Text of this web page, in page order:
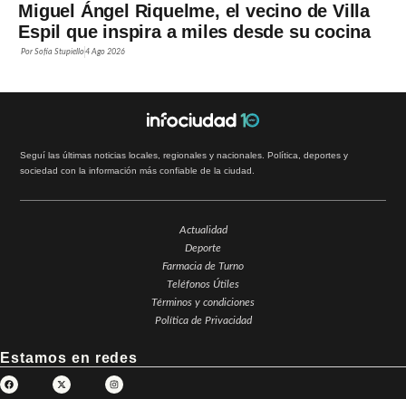
Miguel Ángel Riquelme, el vecino de Villa
Espil que inspira a miles desde su cocina
PorSofía Stupiello4 Ago 2026
Seguí las últimas noticias locales, regionales y nacionales. Política, deportes y
sociedad con la información más confiable de la ciudad.
Actualidad
Deporte
Farmacia de Turno
Teléfonos Útiles
Términos y condiciones
Política de Privacidad
Estamos en redes